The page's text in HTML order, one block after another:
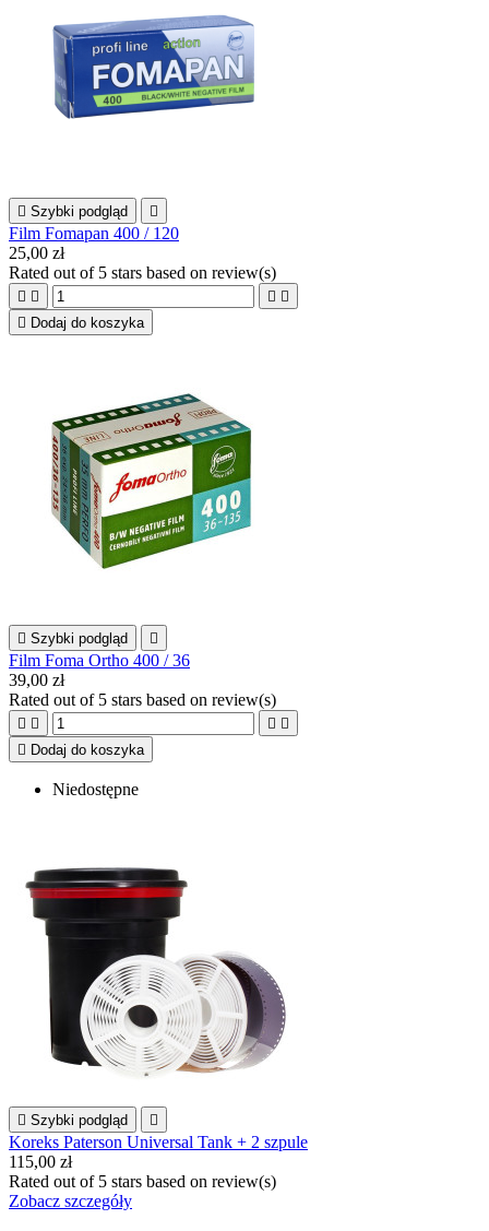
 Szybki podgląd 
Film Fomapan 400 / 120
25,00 zł
Rated out of 5 stars based on review(s)
   
 Dodaj do koszyka
 Szybki podgląd 
Film Foma Ortho 400 / 36
39,00 zł
Rated out of 5 stars based on review(s)
   
 Dodaj do koszyka
Niedostępne
 Szybki podgląd 
Koreks Paterson Universal Tank + 2 szpule
115,00 zł
Rated out of 5 stars based on review(s)
Zobacz szczegóły